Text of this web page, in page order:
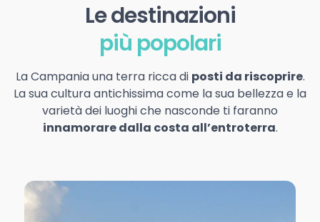
Le destinazioni
più popolari
La Campania una terra ricca di posti da riscoprire.
La sua cultura antichissima come la sua bellezza e la
varietà dei luoghi che nasconde ti faranno
innamorare dalla costa all’entroterra.